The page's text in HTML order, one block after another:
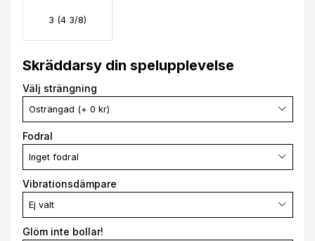
3 (4 3/8)
Skräddarsy din spelupplevelse
Välj strängning
Osträngad (+ 0 kr)
Fodral
Inget fodral
Vibrationsdämpare
Ej valt
Glöm inte bollar!